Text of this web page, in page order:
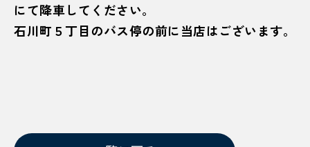
にて降車してください。
石川町５丁目のバス停の前に当店はございます。